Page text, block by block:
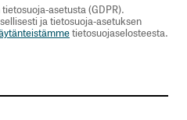
asetusta (GDPR).
ja tietosuoja-asetuksen
tietosuojaselosteesta.